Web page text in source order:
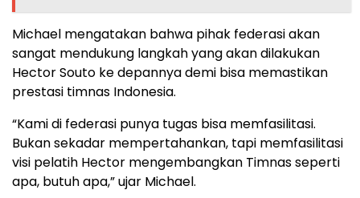
Michael mengatakan bahwa pihak federasi akan
sangat mendukung langkah yang akan dilakukan
Hector Souto ke depannya demi bisa memastikan
prestasi timnas Indonesia.
“Kami di federasi punya tugas bisa memfasilitasi.
Bukan sekadar mempertahankan, tapi memfasilitasi
visi pelatih Hector mengembangkan Timnas seperti
apa, butuh apa,” ujar Michael.